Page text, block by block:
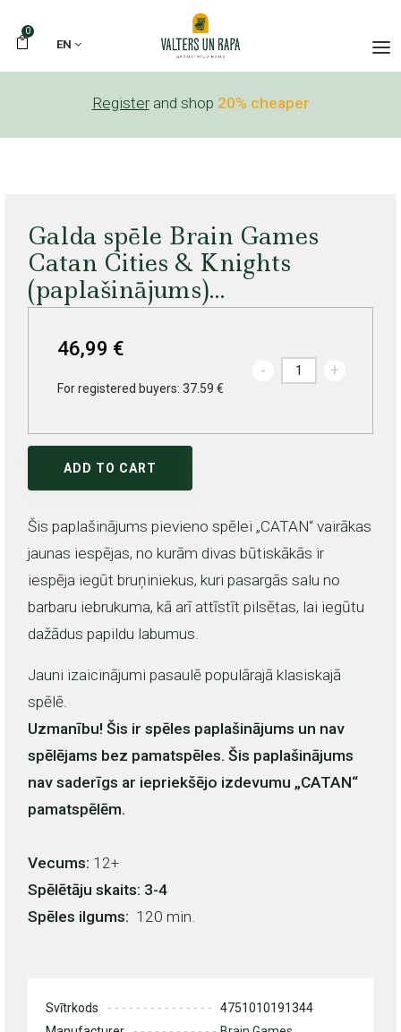
0
EN
Register and shop 20% cheaper
Galda spēle Brain Games
Catan Cities & Knights
(paplašinājums)...
46,99 €
For registered buyers: 37.59 €
- +
ADD TO CART
Šis paplašinājums pievieno spēlei „CATAN“ vairākas
jaunas iespējas, no kurām divas būtiskākās ir
iespēja iegūt bruņiniekus, kuri pasargās salu no
barbaru iebrukuma, kā arī attīstīt pilsētas, lai iegūtu
dažādus papildu labumus.
Jauni izaicinājumi pasaulē populārajā klasiskajā
spēlē.
Uzmanību! Šis ir spēles paplašinājums un nav
spēlējams bez pamatspēles. Šis paplašinājums
nav saderīgs ar iepriekšējo izdevumu „CATAN“
pamatspēlēm.
Vecums: 12+
Spēlētāju skaits: 3-4
Spēles ilgums: 120 min.
Svītrkods
4751010191344